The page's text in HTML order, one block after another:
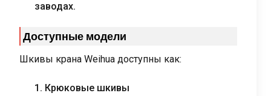
заводах.
Доступные модели
Шкивы крана Weihua доступны как:
1. Крюковые шкивы